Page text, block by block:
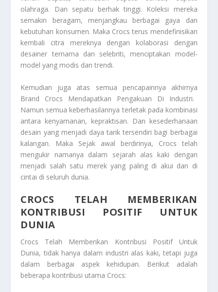
olahraga. Dan sepatu berhak tinggi. Koleksi mereka
semakin beragam, menjangkau berbagai gaya dan
kebutuhan konsumen. Maka Crocs terus mendefinisikan
kembali citra mereknya dengan kolaborasi dengan
desainer ternama dan selebriti, menciptakan model-
model yang modis dan trendi.
Kemudian juga atas semua pencapainnya akhirnya
Brand Crocs Mendapatkan Pengakuan Di Industri.
Namun semua keberhasilannya terletak pada kombinasi
antara kenyamanan, kepraktisan. Dan kesederhanaan
desain yang menjadi daya tarik tersendiri bagi berbagai
kalangan. Maka Sejak awal berdirinya, Crocs telah
mengukir namanya dalam sejarah alas kaki dengan
menjadi salah satu merek yang paling di akui dan di
cintai di seluruh dunia.
CROCS TELAH MEMBERIKAN
KONTRIBUSI POSITIF UNTUK
DUNIA
Crocs Telah Memberikan Kontribusi Positif Untuk
Dunia, tidak hanya dalam industri alas kaki, tetapi juga
dalam berbagai aspek kehidupan. Berikut adalah
beberapa kontribusi utama Crocs: